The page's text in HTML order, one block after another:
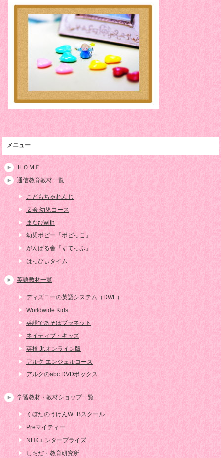
メニュー
ＨＯＭＥ
通信教育教材一覧
こどもちゃれんじ
Ｚ会 幼児コース
まなびwith
幼児ポピー「ポピっこ」
がんばる舎「すてっぷ」
はっぴぃタイム
英語教材一覧
ディズニーの英語システム（DWE）
Worldwide Kids
英語であそぼプラネット
ネイティブ・キッズ
英検 Jr.オンライン版
アルク エンジェルコース
アルクのabc DVDボックス
学習教材・教材ショップ一覧
くぼたのうけんWEBスクール
Preマイティー
NHKエンタープライズ
しちだ・教育研究所